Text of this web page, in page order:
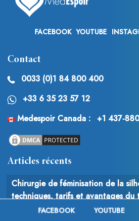
FACEBOOK YOUTUBE
Contact
0033 (0)1 84 800 400
+33 6 35 23 57 12
Medespoir Canada :
+1 437-
Articles récents
Chirurgie de féminisation de la
techniques, tarifs et avantages du
FACEBOOK YOUTUBE